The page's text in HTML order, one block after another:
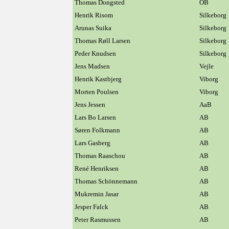
Thomas Dongsted
OB
Henrik Risom
Silkeborg
Arunas Suika
Silkeborg
Thomas Røll Larsen
Silkeborg
Peder Knudsen
Silkeborg
Jens Madsen
Vejle
Henrik Kastbjerg
Viborg
Morten Poulsen
Viborg
Jens Jessen
AaB
Lars Bo Larsen
AB
Søren Folkmann
AB
Lars Gasberg
AB
Thomas Raaschou
AB
René Henriksen
AB
Thomas Schönnemann
AB
Mukremin Jasar
AB
Jesper Falck
AB
Peter Rasmussen
AB